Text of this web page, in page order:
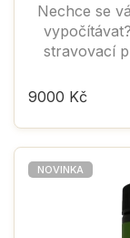
Nechce se
stravovací
9000 Kč
NOVINKA